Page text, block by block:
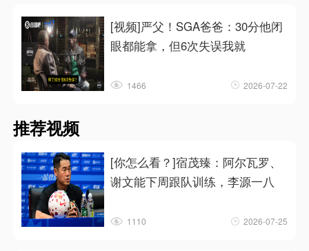
[视频]严父！SGA爸爸：30分他闭
眼都能拿，但6次失误我就
1466 2026-07-22
推荐视频
[你怎么看？]宿茂臻：阿尔瓦罗、
谢文能下周跟队训练，李源一八
1110 2026-07-25